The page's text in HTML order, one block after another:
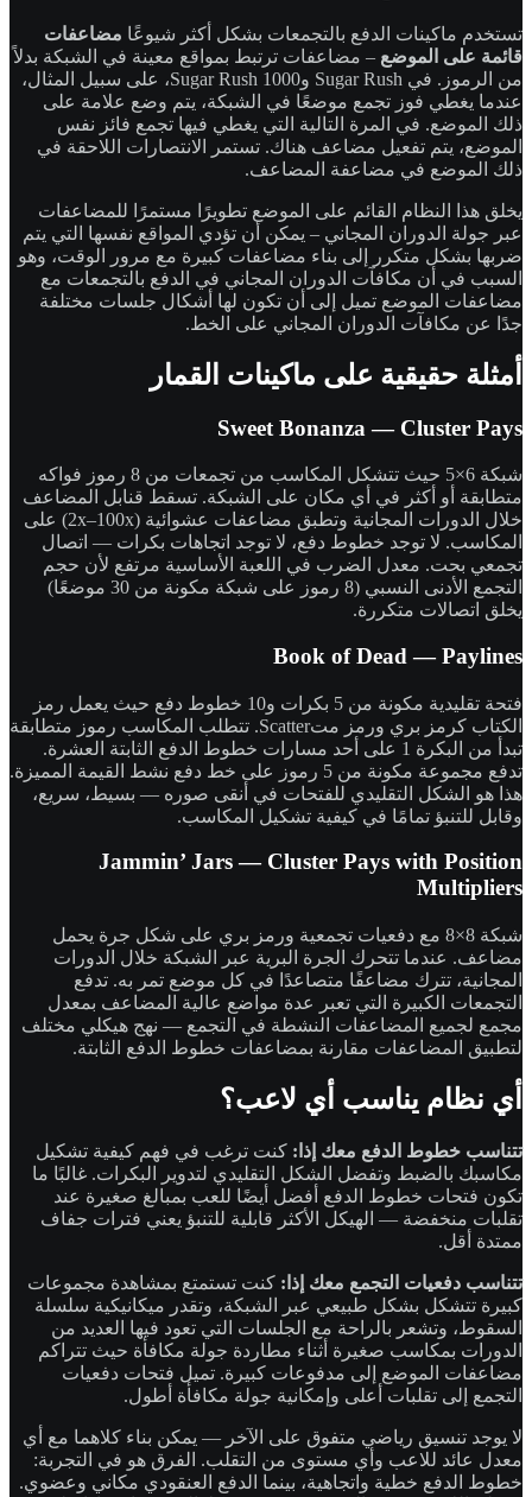
تستخدم ماكينات الدفع بالتجمعات بشكل أكثر شيوعًا مضاعفات
قائمة على الموضع – مضاعفات ترتبط بمواقع معينة في الشبكة بدلاً
من الرموز. في Sugar Rush وSugar Rush 1000، على سبيل المثال،
عندما يغطي فوز تجمع موضعًا في الشبكة، يتم وضع علامة على
ذلك الموضع. في المرة التالية التي يغطي فيها تجمع فائز نفس
الموضع، يتم تفعيل مضاعف هناك. تستمر الانتصارات اللاحقة في
ذلك الموضع في مضاعفة المضاعف.
يخلق هذا النظام القائم على الموضع تطويرًا مستمرًا للمضاعفات
عبر جولة الدوران المجاني – يمكن أن تؤدي المواقع نفسها التي يتم
ضربها بشكل متكرر إلى بناء مضاعفات كبيرة مع مرور الوقت، وهو
السبب في أن مكافآت الدوران المجاني في الدفع بالتجمعات مع
مضاعفات الموضع تميل إلى أن تكون لها أشكال جلسات مختلفة
جدًا عن مكافآت الدوران المجاني على الخط.
أمثلة حقيقية على ماكينات القمار
Sweet Bonanza — Cluster Pays
شبكة 6×5 حيث تتشكل المكاسب من تجمعات من 8 رموز فواكه
متطابقة أو أكثر في أي مكان على الشبكة. تسقط قنابل المضاعف
خلال الدورات المجانية وتطبق مضاعفات عشوائية (2x–100x) على
المكاسب. لا توجد خطوط دفع، لا توجد اتجاهات بكرات — اتصال
تجمعي بحت. معدل الضرب في اللعبة الأساسية مرتفع لأن حجم
التجمع الأدنى النسبي (8 رموز على شبكة مكونة من 30 موضعًا)
يخلق اتصالات متكررة.
Book of Dead — Paylines
فتحة تقليدية مكونة من 5 بكرات و10 خطوط دفع حيث يعمل رمز
الكتاب كرمز بري ورمز متScatter. تتطلب المكاسب رموز متطابقة
تبدأ من البكرة 1 على أحد مسارات خطوط الدفع الثابتة العشرة.
تدفع مجموعة مكونة من 5 رموز على خط دفع نشط القيمة المميزة.
هذا هو الشكل التقليدي للفتحات في أنقى صوره — بسيط، سريع،
وقابل للتنبؤ تمامًا في كيفية تشكيل المكاسب.
Jammin’ Jars — Cluster Pays with Position
Multipliers
شبكة 8×8 مع دفعيات تجمعية ورمز بري على شكل جرة يحمل
مضاعف. عندما تتحرك الجرة البرية عبر الشبكة خلال الدورات
المجانية، تترك مضاعفًا متصاعدًا في كل موضع تمر به. تدفع
التجمعات الكبيرة التي تعبر عدة مواضع عالية المضاعف بمعدل
مجمع لجميع المضاعفات النشطة في التجمع — نهج هيكلي مختلف
لتطبيق المضاعفات مقارنة بمضاعفات خطوط الدفع الثابتة.
أي نظام يناسب أي لاعب؟
تتناسب خطوط الدفع معك إذا: كنت ترغب في فهم كيفية تشكيل
مكاسبك بالضبط وتفضل الشكل التقليدي لتدوير البكرات. غالبًا ما
تكون فتحات خطوط الدفع أفضل أيضًا للعب بمبالغ صغيرة عند
تقلبات منخفضة — الهيكل الأكثر قابلية للتنبؤ يعني فترات جفاف
ممتدة أقل.
تتناسب دفعيات التجمع معك إذا: كنت تستمتع بمشاهدة مجموعات
كبيرة تتشكل بشكل طبيعي عبر الشبكة، وتقدر ميكانيكية سلسلة
السقوط، وتشعر بالراحة مع الجلسات التي تعود فيها العديد من
الدورات بمكاسب صغيرة أثناء مطاردة جولة مكافأة حيث تتراكم
مضاعفات الموضع إلى مدفوعات كبيرة. تميل فتحات دفعيات
التجمع إلى تقلبات أعلى وإمكانية جولة مكافأة أطول.
لا يوجد تنسيق رياضي متفوق على الآخر — يمكن بناء كلاهما مع أي
معدل عائد للاعب وأي مستوى من التقلب. الفرق هو في التجربة:
خطوط الدفع خطية واتجاهية، بينما الدفع العنقودي مكاني وعضوي.